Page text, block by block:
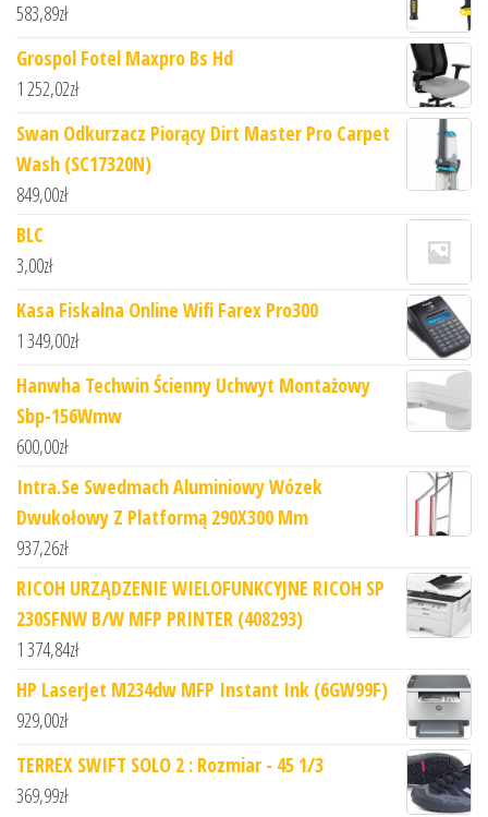
583,89zł
Grospol Fotel Maxpro Bs Hd
1 252,02zł
Swan Odkurzacz Piorący Dirt Master Pro Carpet
Wash (SC17320N)
849,00zł
BLC
3,00zł
Kasa Fiskalna Online Wifi Farex Pro300
1 349,00zł
Hanwha Techwin Ścienny Uchwyt Montażowy
Sbp-156Wmw
600,00zł
Intra.Se Swedmach Aluminiowy Wózek
Dwukołowy Z Platformą 290X300 Mm
937,26zł
RICOH URZĄDZENIE WIELOFUNKCYJNE RICOH SP
230SFNW B/W MFP PRINTER (408293)
1 374,84zł
HP LaserJet M234dw MFP Instant Ink (6GW99F)
929,00zł
TERREX SWIFT SOLO 2 : Rozmiar - 45 1/3
369,99zł